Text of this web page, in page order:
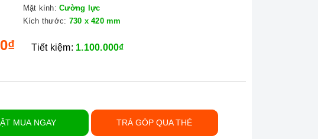
Mặt kính: Cường lực
Kích thước: 730 x 420 mm
Tiết kiệm: 1.100.000₫
MUA NGAY TRẢ GÓP QUA THẺ